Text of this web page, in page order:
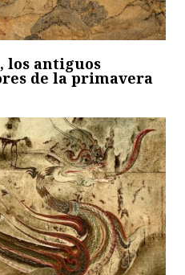
los antiguos
de la primavera